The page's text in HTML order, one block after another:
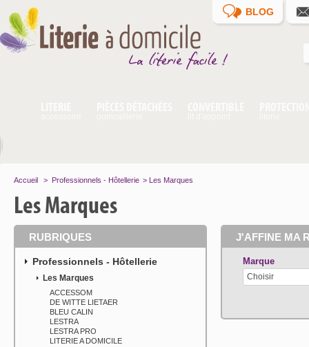
BLOG
Accueil > Professionnels - Hôtellerie > Les Marques
Les Marques
RUBRIQUES
Professionnels - Hôtellerie
Les Marques
ACCESSOM
DE WITTE LIETAER
BLEU CALIN
LESTRA
LESTRA PRO
LITERIE A DOMICILE
J'AFFINE MA
Marque
Choisir